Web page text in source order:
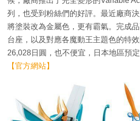
列，也受到粉絲們的好評。最近廠商
將塗裝改為金屬色，更有霸氣。完成
台座，以及對應各魔動王主題色的特
26,028日圓，也不便宜，日本地區預
【官方網站】